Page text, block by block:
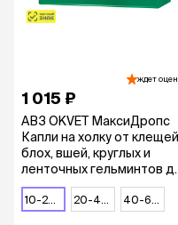
ждет
1 015 ₽
АВЗ OKVET МаксиДропс
Капли на холку от
блох, вшей, круглых и
ленточных гельминтов
собак весом от 10 до 20
1 пипетка